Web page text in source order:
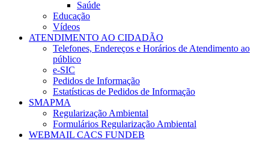
Saúde
Educação
Vídeos
ATENDIMENTO AO CIDADÃO
Telefones, Endereços e Horários de Atendimento ao
público
e-SIC
Pedidos de Informação
Estatísticas de Pedidos de Informação
SMAPMA
Regularização Ambiental
Formulários Regularização Ambiental
WEBMAIL CACS FUNDEB